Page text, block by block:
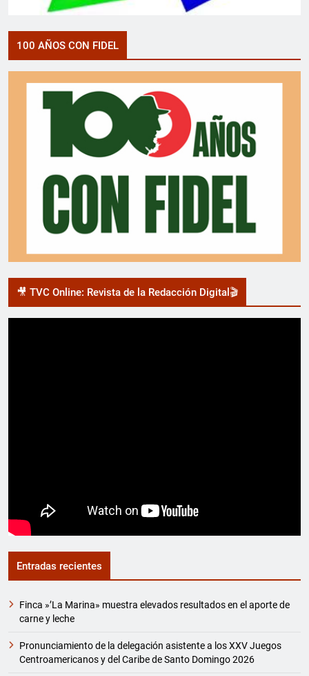
100 AÑOS CON FIDEL
🎥 TVC Online: Revista de la Redacción Digital🎬
Entradas recientes
Finca »’La Marina» muestra elevados resultados en el aporte de
carne y leche
Pronunciamiento de la delegación asistente a los XXV Juegos
Centroamericanos y del Caribe de Santo Domingo 2026